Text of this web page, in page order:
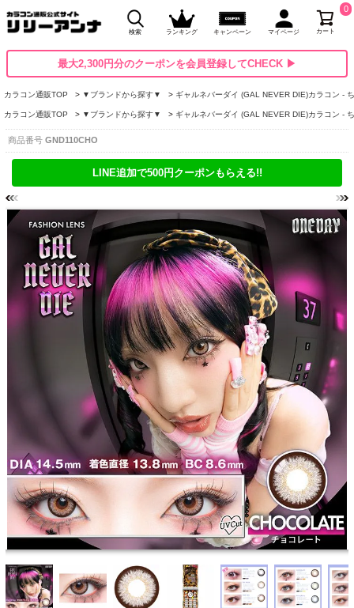
検索 ランキング キャンペーン マイページ カート
0
最大2,300円分のクーポンを会員登録してCHECK ▶
カラコン通販TOP ▼ブランドから探す▼ ギャルネバーダイ (GAL NEVER DIE)カラコン -
カラコン通販TOP ▼ブランドから探す▼ ギャルネバーダイ (GAL NEVER DIE)カラコン -
商品番号 GND110CHO
LINE追加で500円クーポンもらえる!!